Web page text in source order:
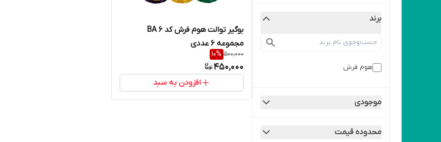
برند
هوم فرش
موجودی
محدوده قیمت
بوگیر توالت هوم فرش کد BA 6
مجموعه 6 عددی
500,000
10%
450,000
افزودن به سبد